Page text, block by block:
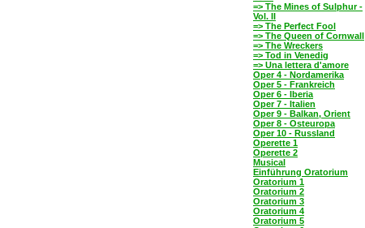
=> The Mines of Sulphur -
Vol. II
=> The Perfect Fool
=> The Queen of Cornwall
=> The Wreckers
=> Tod in Venedig
=> Una lettera d'amore
Oper 4 - Nordamerika
Oper 5 - Frankreich
Oper 6 - Iberia
Oper 7 - Italien
Oper 9 - Balkan, Orient
Oper 8 - Osteuropa
Oper 10 - Russland
Operette 1
Operette 2
Musical
Einführung Oratorium
Oratorium 1
Oratorium 2
Oratorium 3
Oratorium 4
Oratorium 5